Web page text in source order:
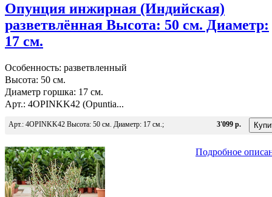
Опунция инжирная (Индийская)
разветвлённая Высота: 50 см. Диаметр:
17 см.
Особенность: разветвленный
Высота: 50 см.
Диаметр горшка: 17 см.
Арт.: 4OPINKK42 (Opuntia...
Арт.: 4OPINKK42 Высота: 50 см. Диаметр: 17 см.; 3'099 р.
Подробное